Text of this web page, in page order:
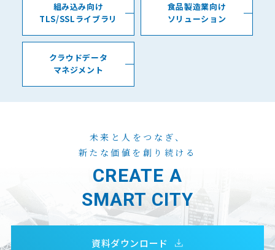
組み込み向け
TLS/SSLライブラリ
食品製造業向け
ソリューション
クラウドデータ
マネジメント
未来と人をつなぎ、
新たな価値を創り続ける
CREATE A
SMART CITY
資料ダウンロード